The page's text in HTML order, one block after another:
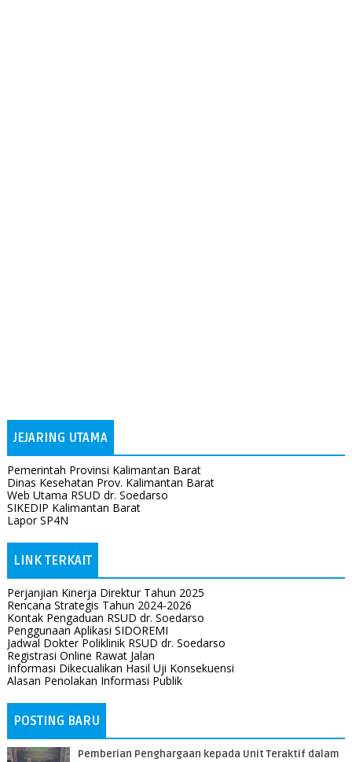
JEJARING UTAMA
Pemerintah Provinsi Kalimantan Barat
Dinas Kesehatan Prov. Kalimantan Barat
Web Utama RSUD dr. Soedarso
SIKEDIP Kalimantan Barat
Lapor SP4N
LINK TERKAIT
Perjanjian Kinerja Direktur Tahun 2025
Rencana Strategis Tahun 2024-2026
Kontak Pengaduan RSUD dr. Soedarso
Penggunaan Aplikasi SIDOREMI
Jadwal Dokter Poliklinik RSUD dr. Soedarso
Registrasi Online Rawat Jalan
Informasi Dikecualikan Hasil Uji Konsekuensi
Alasan Penolakan Informasi Publik
POSTING BARU
Pemberian Penghargaan kepada Unit Teraktif dalam